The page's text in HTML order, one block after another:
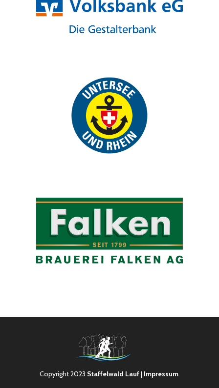
Copyright 2023 Staffelwald Lauf| Impressum.